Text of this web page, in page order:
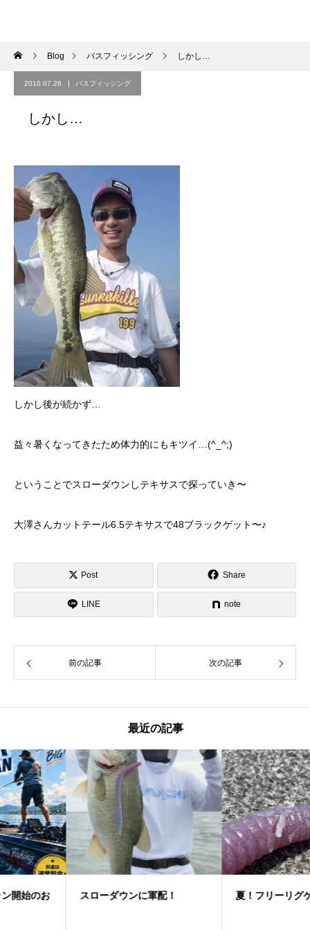
Blog バスフィッシング しかし…
2010.07.26 バスフィッシング
しかし…
しかし後が続かず…
益々暑くなってきたため体力的にもキツイ…(^_^;)
ということでスローダウンしテキサスで探っていき〜
大澤さんカットテール6.5テキサスで48ブラックゲット〜♪
Post Share
LINE note
前の記事 次の記事
最近の記事
スローダウンに軍配！ 夏！フリーリグゲーム